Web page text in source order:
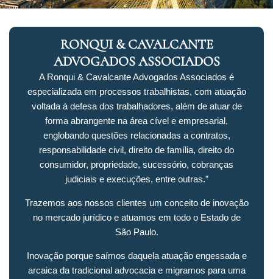
RONQUI & CAVALCANTE
ADVOGADOS ASSOCIADOS
A Ronqui & Cavalcante Advogados Associados é
especializada em processos trabalhistas, com atuação
voltada à defesa dos trabalhadores, além de atuar de
forma abrangente na área cível e empresarial,
englobando questões relacionadas a contratos,
responsabilidade civil, direito de família, direito do
consumidor, propriedade, sucessório, cobranças
judiciais e execuções, entre outras.”
Trazemos aos nossos clientes um conceito de inovação
no mercado jurídico e atuamos em todo o Estado de
São Paulo.
Inovação porque saímos daquela atuação engessada e
arcaica da tradicional advocacia e migramos para uma